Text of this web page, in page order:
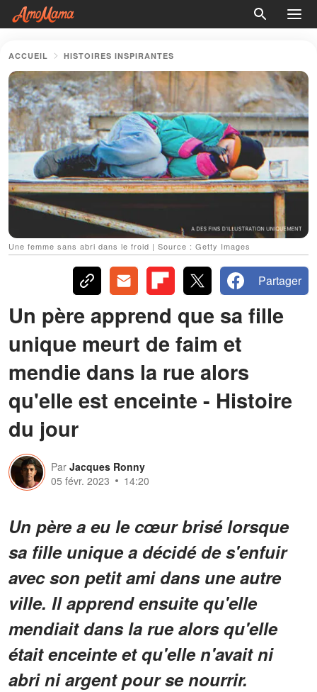
ACCUEIL HISTOIRES INSPIRANTES
Une femme sans abri dans le froid | Source : Getty Images
Partager
Un père apprend que sa fille
unique meurt de faim et
mendie dans la rue alors
qu'elle est enceinte - Histoire
du jour
Par Jacques Ronny
05 févr. 2023
14:20
Un père a eu le cœur brisé lorsque
sa fille unique a décidé de s'enfuir
avec son petit ami dans une autre
ville. Il apprend ensuite qu'elle
mendiait dans la rue alors qu'elle
était enceinte et qu'elle n'avait ni
abri ni argent pour se nourrir.